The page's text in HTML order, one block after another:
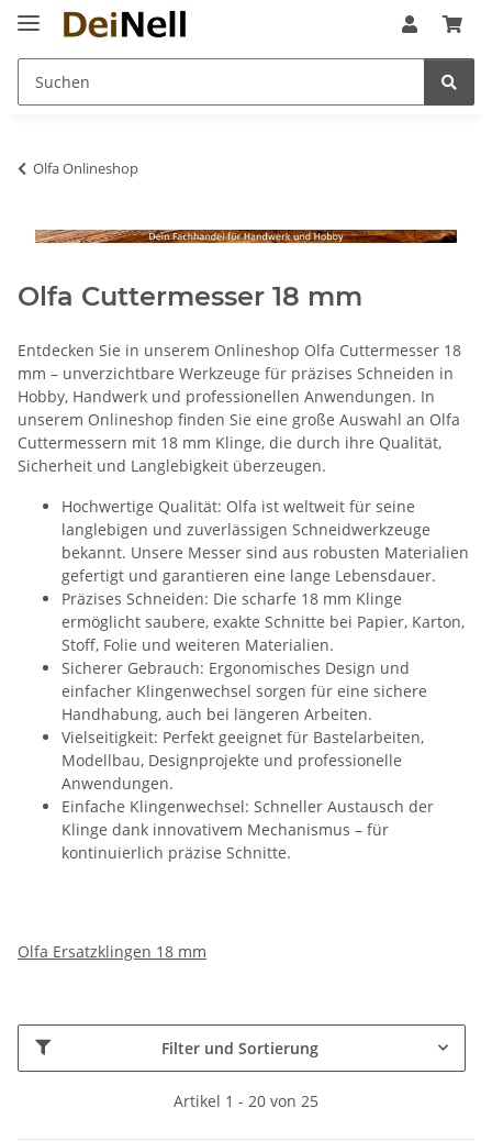
Olfa Onlineshop
Olfa Cuttermesser 18 mm
Entdecken Sie in unserem Onlineshop Olfa Cuttermesser 18
mm – unverzichtbare Werkzeuge für präzises Schneiden in
Hobby, Handwerk und professionellen Anwendungen. In
unserem Onlineshop finden Sie eine große Auswahl an Olfa
Cuttermessern mit 18 mm Klinge, die durch ihre Qualität,
Sicherheit und Langlebigkeit überzeugen.
Hochwertige Qualität: Olfa ist weltweit für seine
langlebigen und zuverlässigen Schneidwerkzeuge
bekannt. Unsere Messer sind aus robusten Materialien
gefertigt und garantieren eine lange Lebensdauer.
Präzises Schneiden: Die scharfe 18 mm Klinge
ermöglicht saubere, exakte Schnitte bei Papier, Karton,
Stoff, Folie und weiteren Materialien.
Sicherer Gebrauch: Ergonomisches Design und
einfacher Klingenwechsel sorgen für eine sichere
Handhabung, auch bei längeren Arbeiten.
Vielseitigkeit: Perfekt geeignet für Bastelarbeiten,
Modellbau, Designprojekte und professionelle
Anwendungen.
Einfache Klingenwechsel: Schneller Austausch der
Klinge dank innovativem Mechanismus – für
kontinuierlich präzise Schnitte.
Olfa Ersatzklingen 18 mm
Filter und Sortierung
Artikel 1 - 20 von 25